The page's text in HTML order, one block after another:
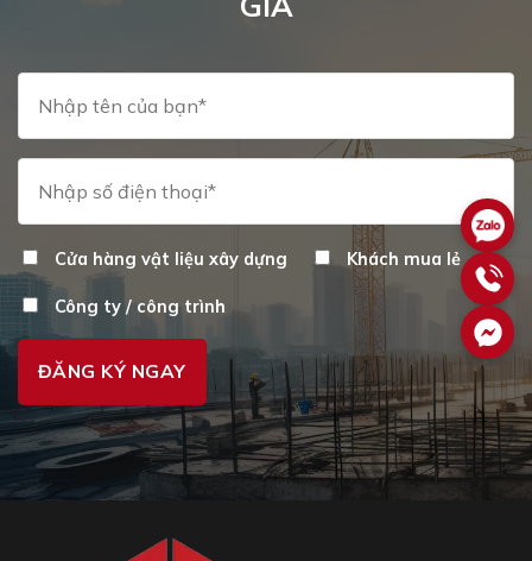
Cửa hàng vật liệu xây dựng Khách mua lẻ
Công ty / công trình